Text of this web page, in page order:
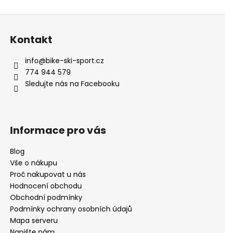
Z
Kontakt
info@bike-ski-sport.cz
774 944 579
Sledujte nás na Facebooku
Informace pro vás
Blog
Vše o nákupu
Proč nakupovat u nás
Hodnocení obchodu
Obchodní podmínky
Podmínky ochrany osobních údajů
Mapa serveru